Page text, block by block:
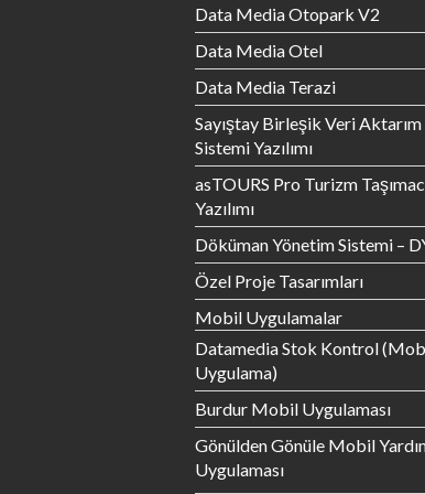
Data Media Otopark V2
Data Media Otel
Data Media Terazi
Sayıştay Birleşik Veri Aktarım
Sistemi Yazılımı
asTOURS Pro Turizm
Yazılımı
Döküman Yönetim Sistemi –
Özel Proje Tasarımları
Mobil Uygulamalar
Datamedia Stok Kontrol
Uygulama)
Burdur Mobil Uygulaması
Gönülden Gönüle Mobil
Uygulaması